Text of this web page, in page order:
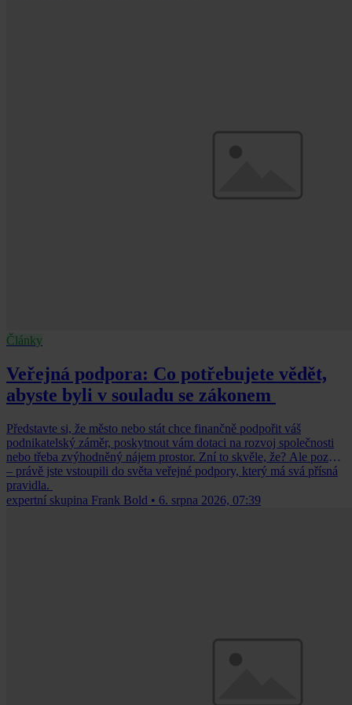
Články
Veřejná podpora: Co potřebujete vědět,
abyste byli v souladu se zákonem
Představte si, že město nebo stát chce finančně podpořit váš
podnikatelský záměr, poskytnout vám dotaci na rozvoj společnosti
nebo třeba zvýhodněný nájem prostor. Zní to skvěle, že? Ale pozor
– právě jste vstoupili do světa veřejné podpory, který má svá přísná
pravidla.
expertní skupina Frank Bold • 6. srpna 2026, 07:39